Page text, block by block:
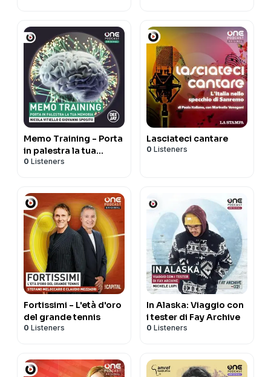
Memo Training - Porta
in palestra la tua
memoria
0 Listeners
Lasciateci cantare
0 Listeners
Fortissimi - L'età d'oro
del grande tennis
0 Listeners
In Alaska: Viaggio con
i tester di Fay Archive
0 Listeners